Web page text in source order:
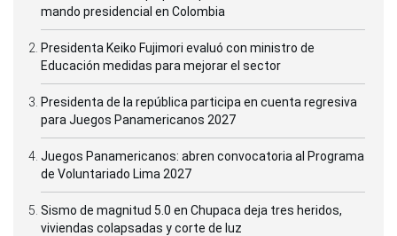
mando presidencial en Colombia
Presidenta Keiko Fujimori evaluó con ministro de
Educación medidas para mejorar el sector
Presidenta de la república participa en cuenta regresiva
para Juegos Panamericanos 2027
Juegos Panamericanos: abren convocatoria al Programa
de Voluntariado Lima 2027
Sismo de magnitud 5.0 en Chupaca deja tres heridos,
viviendas colapsadas y corte de luz